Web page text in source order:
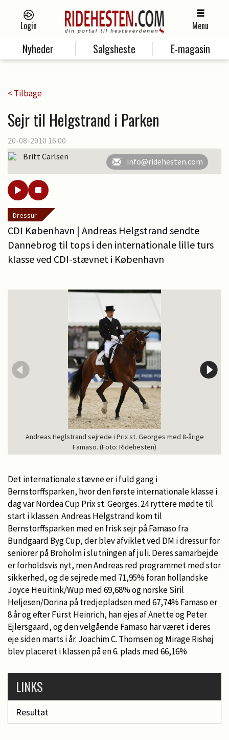
Login Menu
Nyheder Salgsheste E-magasin
< Tilbage
Sejr til Helgstrand i Parken
20-08-2010 16:00
Britt Carlsen
info@ridehesten.com
Dressur
CDI København | Andreas Helgstrand sendte
Dannebrog til tops i den internationale lille turs
klasse ved CDI-stævnet i København
Andreas Heglstrand sejrede i Prix st. Georges med 8-årige
Famaso. (Foto: Ridehesten)
Det internationale stævne er i fuld gang i
Bernstorffsparken, hvor den første internationale klasse i
dag var Nordea Cup Prix st. Georges. 24 ryttere mødte til
start i klassen. Andreas Helgstrand kom til
Bernstorffsparken med en frisk sejr på Famaso fra
Bundgaard Byg Cup, der blev afviklet ved DM i dressur for
seniorer på Broholm i slutningen af juli. Deres samarbejde
er forholdsvis nyt, men Andreas red programmet med stor
sikkerhed, og de sejrede med 71,95% foran hollandske
Joyce Heuitink/Wup med 69,68% og norske Siril
Heljesen/Dorina på tredjepladsen med 67,74% Famaso er
8 år og efter Fürst Heinrich, han ejes af Anette og Peter
Ejlersgaard, og den velgående Famaso har været i deres
eje siden marts i år. Joachim C. Thomsen og Mirage Rishøj
blev placeret i klassen på en 6. plads med 66,16%
LINKS
Resultat